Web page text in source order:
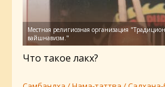
Что такое лакх?